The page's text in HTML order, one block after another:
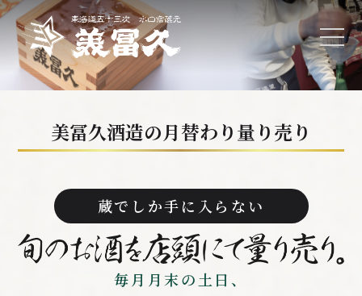
美冨久酒造の月替わり量り売り
蔵でしか手に入らない
毎月月末の土日、